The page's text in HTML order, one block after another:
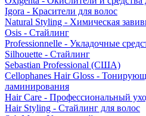
Igora - Красители для волос
Natural Styling - Химическая
Osis - Стайлинг
Professionnelle - Укладочные
Silhouette - Стайлинг
Sebastian Professional (США)
Cellophanes Hair Gloss -
ламинирования
Hair Care - Профессиональный
Hair Styling - Стайлинг для волос